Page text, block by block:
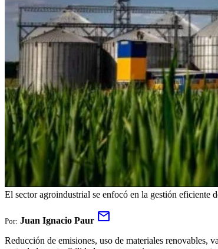
El sector agroindustrial se enfocó en la gestión eficiente
Por: Juan Ignacio Paur mail
Reducción de emisiones, uso de materiales renovables,